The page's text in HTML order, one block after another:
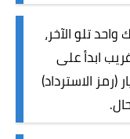
تلو الآخر،
ابدأ على
الاسترداد)